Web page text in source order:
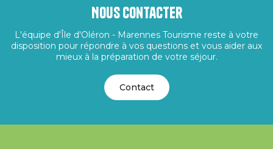
Nous contacter
L'équipe d'Île d'Oléron - Marennes Tourisme reste à votre
disposition pour répondre à vos questions et vous aider aux
mieux à la préparation de votre séjour.
Contact